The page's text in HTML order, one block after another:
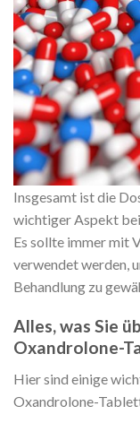
Insgesamt ist die
wichtiger Aspekt
Es sollte immer mit
verwendet werden,
Behandlung zu
Alles, was Sie
Oxandrolone-
Hier sind einige
Oxandrolone-